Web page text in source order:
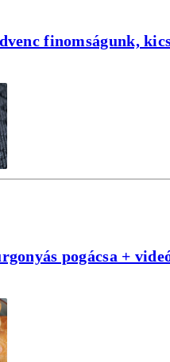
finomságunk,
pogácsa +